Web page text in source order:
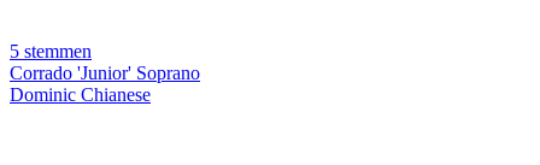
5 stemmen
Corrado 'Junior' Soprano
Dominic Chianese